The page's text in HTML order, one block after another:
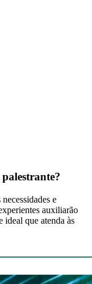
e
auxiliarão
ideal que atenda às